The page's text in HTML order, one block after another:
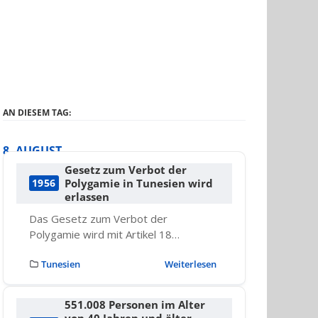
AN DIESEM TAG:
8. AUGUST
1956
Gesetz zum Verbot der
Polygamie in Tunesien wird
erlassen
Das Gesetz zum Verbot der
Polygamie wird mit Artikel 18…
Tunesien Weiterlesen
551.008 Personen im Alter